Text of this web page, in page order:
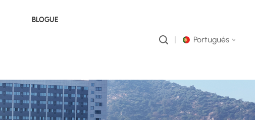
BLOGUE
Português
English
русский